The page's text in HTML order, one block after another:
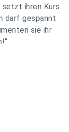
ihren Kurs
darf gespannt
sie ihr